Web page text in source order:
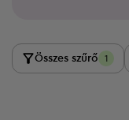
Összes szűrő 1